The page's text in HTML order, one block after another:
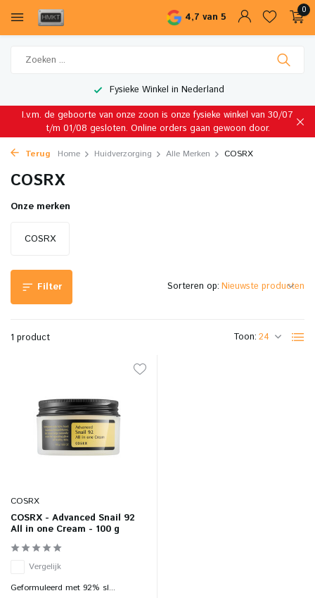
4,7 van 5
0
Fysieke Winkel in Nederland
I.v.m. de geboorte van onze zoon is onze fysieke winkel van 30/07
t/m 01/08 gesloten. Online orders gaan gewoon door.
Terug Home Huidverzorging Alle Merken COSRX
COSRX
Onze merken
COSRX
Filter
1 product Toon:
Sorteren op:
COSRX
COSRX - Advanced Snail 92
All in one Cream - 100 g
Vergelijk
Geformuleerd met 92% sl...